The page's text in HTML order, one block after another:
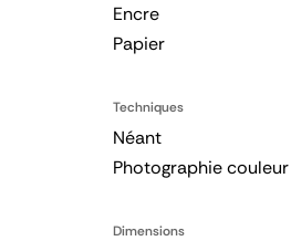
Encre
Papier
Techniques
Néant
Photographie couleur
Dimensions